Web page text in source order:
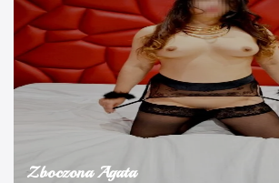
Zboczona Agata